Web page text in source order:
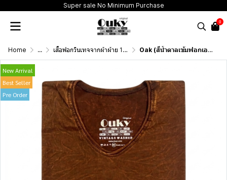
Super sale No Minimum Purchase
0
Home ... เสื้อฟอกวินเทจจากผ้าผ้าย 100 เปอร์เซนต์ รุ่นดั้งเดิม (T-Shirt Originai Vintage Washed Cotton 100%) Oak (สีน้ำตาลเข้มฟอกเอซิด) ผลิตจากผ้าฝ้าย 100% ให้ความรู้สึกนุ่มฟู เบาสบาย
New Arrival
Best Seller
Pre Order